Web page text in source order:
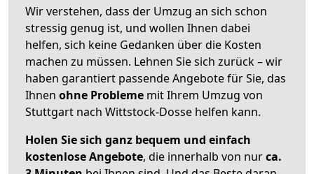
Wir verstehen, dass der Umzug an sich schon
stressig genug ist, und wollen Ihnen dabei
helfen, sich keine Gedanken über die Kosten
machen zu müssen. Lehnen Sie sich zurück – wir
haben garantiert passende Angebote für Sie, das
Ihnen ohne Probleme mit Ihrem Umzug von
Stuttgart nach Wittstock-Dosse helfen kann.
Holen Sie sich ganz bequem und einfach
kostenlose Angebote, die innerhalb von nurca.